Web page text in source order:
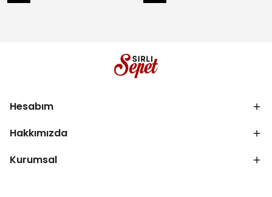
Hesabım
Hakkımızda
Kurumsal